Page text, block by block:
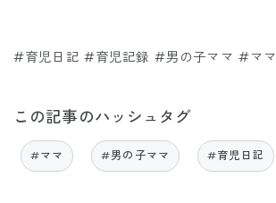
#育児日記 #育児記録 #男の子ママ #ママ
この記事のハッシュタグ
#ママ #男の子ママ #育児日記